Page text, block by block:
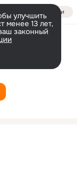
Войти
улучшить
менее 13 лет,
законный
сон